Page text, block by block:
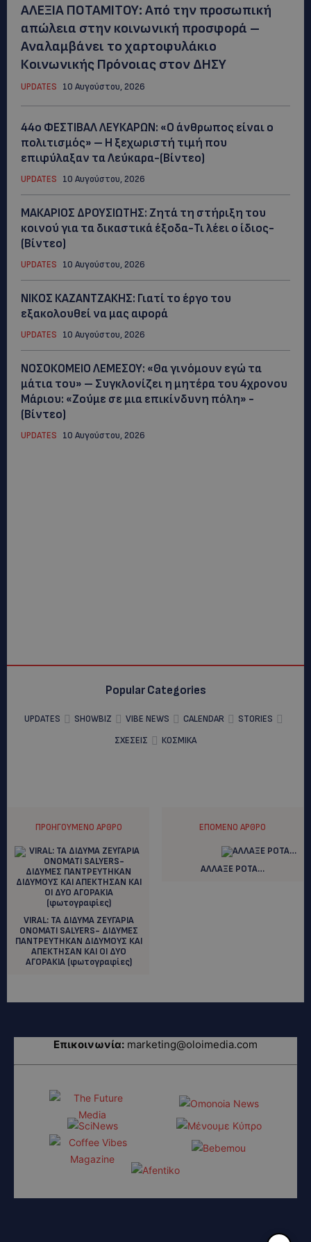
ΑΛΕΞΙΑ ΠΟΤΑΜΙΤΟΥ: Από την προσωπική
απώλεια στην κοινωνική προσφορά –
Αναλαμβάνει το χαρτοφυλάκιο
Κοινωνικής Πρόνοιας στον ΔΗΣΥ
UPDATES 10 Αυγούστου, 2026
44ο ΦΕΣΤΙΒΑΛ ΛΕΥΚΑΡΩΝ: «Ο άνθρωπος είναι ο
πολιτισμός» – Η ξεχωριστή τιμή που
επιφύλαξαν τα Λεύκαρα-(Βίντεο)
UPDATES 10 Αυγούστου, 2026
ΜΑΚΑΡΙΟΣ ΔΡΟΥΣΙΩΤΗΣ: Ζητά τη στήριξη του
κοινού για τα δικαστικά έξοδα-Τι λέει ο ίδιος-
(Βίντεο)
UPDATES 10 Αυγούστου, 2026
ΝΙΚΟΣ ΚΑΖΑΝΤΖΑΚΗΣ: Γιατί το έργο του
εξακολουθεί να μας αφορά
UPDATES 10 Αυγούστου, 2026
ΝΟΣΟΚΟΜΕΙΟ ΛΕΜΕΣΟΥ: «Θα γινόμουν εγώ τα
μάτια του» – Συγκλονίζει η μητέρα του 4χρονου
Μάριου: «Ζούμε σε μια επικίνδυνη πόλη» -
(Βίντεο)
UPDATES 10 Αυγούστου, 2026
Popular Categories
UPDATES SHOWBIZ VIBE NEWS CALENDAR
STORIES
ΣΧΕΣΕΙΣ
ΚΟΣΜΙΚΑ
ΠΡΟΗΓΟΎΜΕΝΟ ΆΡΘΡΟ
VIRAL: TA ΔΙΔΥΜΑ ΖΕΥΓΑΡΙΑ
ΟΝΟΜΑΤΙ SALYERS- ΔΙΔΥΜΕΣ
ΠΑΝΤΡΕΥΤΗΚΑΝ ΔΙΔΥΜΟΥΣ ΚΑΙ
ΑΠΕΚΤΗΣΑΝ ΚΑΙ ΟΙ ΔΥΟ
ΑΓΟΡΑΚΙΑ (φωτογραφίες)
ΕΠΌΜΕΝΟ ΆΡΘΡΟ
ΑΛΛΑΞΕ ΡΟΤΑ…
Επικοινωνία: marketing@oloimedia.com